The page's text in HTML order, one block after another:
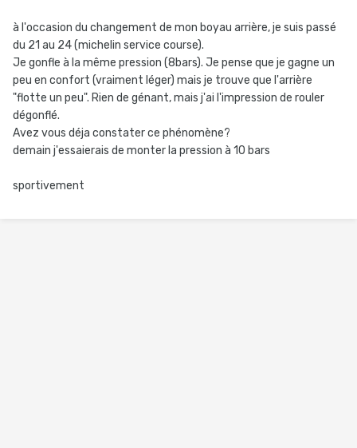
à l'occasion du changement de mon boyau arrière, je suis passé
du 21 au 24 (michelin service course).
Je gonfle à la même pression (8bars). Je pense que je gagne un
peu en confort (vraiment léger) mais je trouve que l'arrière
"flotte un peu". Rien de génant, mais j'ai l'impression de rouler
dégonflé.
Avez vous déja constater ce phénomène?
demain j'essaierais de monter la pression à 10 bars
sportivement